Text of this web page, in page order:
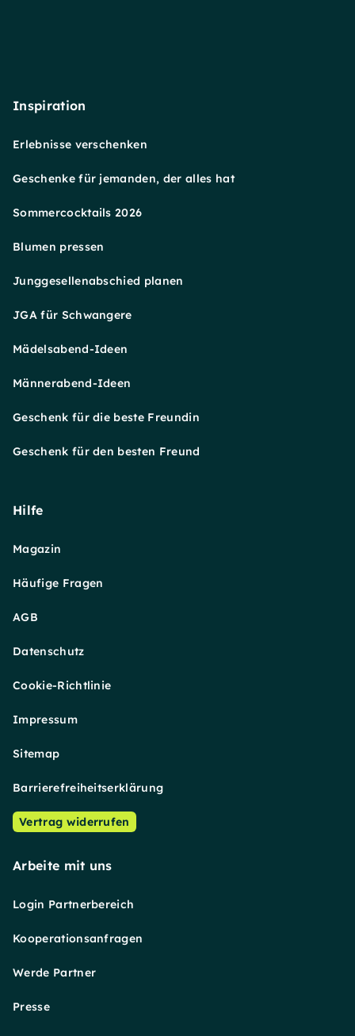
Inspiration
Erlebnisse verschenken
Geschenke für jemanden, der alles hat
Sommercocktails 2026
Blumen pressen
Junggesellenabschied planen
JGA für Schwangere
Mädelsabend-Ideen
Männerabend-Ideen
Geschenk für die beste Freundin
Geschenk für den besten Freund
Hilfe
Magazin
Häufige Fragen
AGB
Datenschutz
Cookie-Richtlinie
Impressum
Sitemap
Barrierefreiheitserklärung
Vertrag widerrufen
Arbeite mit uns
Login Partnerbereich
Kooperationsanfragen
Werde Partner
Presse